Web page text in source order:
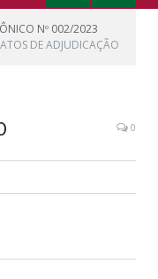
Nº 002/2023
ATOS DE ADJUDICAÇÃO
0